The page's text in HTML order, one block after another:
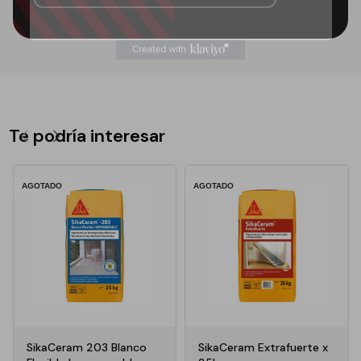
Te podría interesar
AGOTADO
SikaCeram 203 Blanco
AGOTADO
SikaCeram Extrafuerte x